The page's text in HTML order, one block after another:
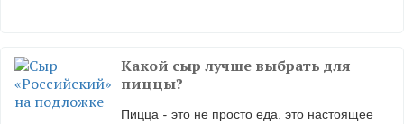
Какой сыр лучше выбрать для
пиццы?
Пицца - это не просто еда, это настоящее